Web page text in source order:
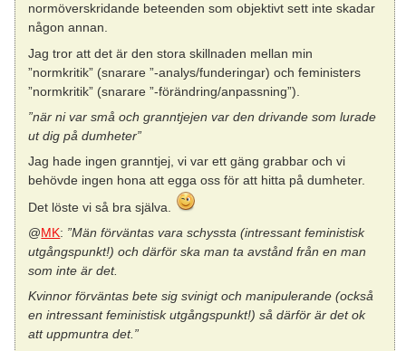
normöverskridande beteenden som objektivt sett inte skadar
någon annan.
Jag tror att det är den stora skillnaden mellan min
”normkritik” (snarare ”-analys/funderingar) och feministers
”normkritik” (snarare ”-förändring/anpassning”).
”när ni var små och granntjejen var den drivande som lurade
ut dig på dumheter”
Jag hade ingen granntjej, vi var ett gäng grabbar och vi
behövde ingen hona att egga oss för att hitta på dumheter.
Det löste vi så bra själva.
@MK: ”Män förväntas vara schyssta (intressant feministisk
utgångspunkt!) och därför ska man ta avstånd från en man
som inte är det.
Kvinnor förväntas bete sig svinigt och manipulerande (också
en intressant feministisk utgångspunkt!) så därför är det ok
att uppmuntra det.”